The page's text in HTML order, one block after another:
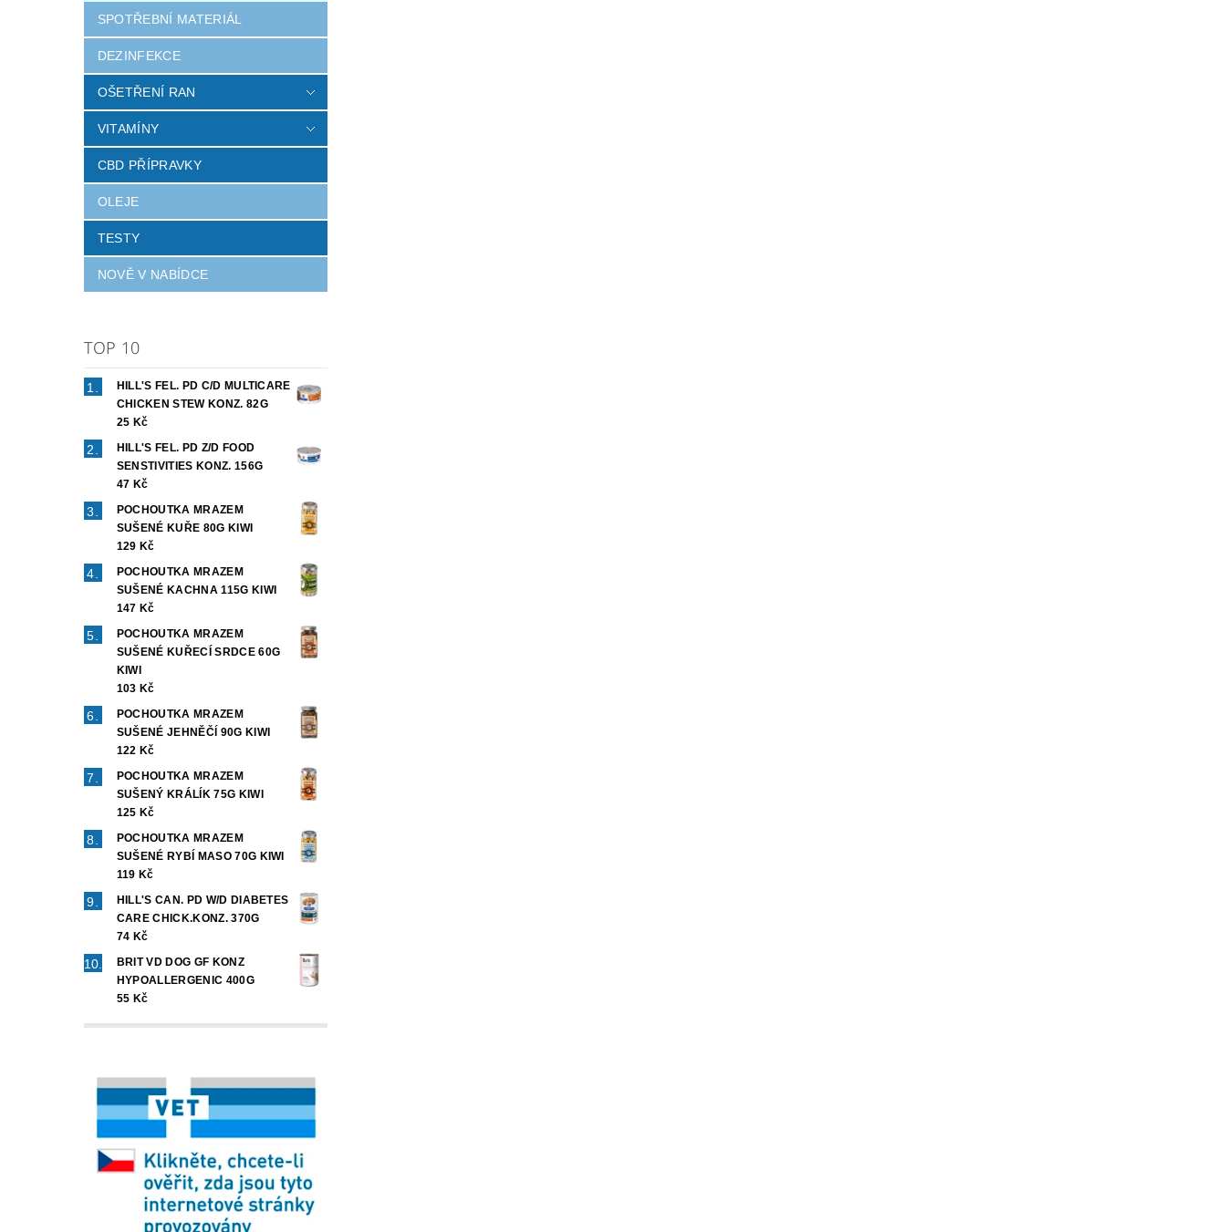
SPOTŘEBNÍ MATERIÁL
DEZINFEKCE
OŠETŘENÍ RAN
VITAMÍNY
CBD PŘÍPRAVKY
OLEJE
TESTY
NOVĚ V NABÍDCE
TOP 10
HILL'S FEL. PD C/D MULTICARE
CHICKEN STEW KONZ. 82G
25 Kč
HILL'S FEL. PD Z/D FOOD
SENSTIVITIES KONZ. 156G
47 Kč
POCHOUTKA MRAZEM
SUŠENÉ KUŘE 80G KIWI
129 Kč
POCHOUTKA MRAZEM
SUŠENÉ KACHNA 115G KIWI
147 Kč
POCHOUTKA MRAZEM
SUŠENÉ KUŘECÍ SRDCE 60G
KIWI
103 Kč
POCHOUTKA MRAZEM
SUŠENÉ JEHNĚČÍ 90G KIWI
122 Kč
POCHOUTKA MRAZEM
SUŠENÝ KRÁLÍK 75G KIWI
125 Kč
POCHOUTKA MRAZEM
SUŠENÉ RYBÍ MASO 70G KIWI
119 Kč
HILL'S CAN. PD W/D DIABETES
CARE CHICK.KONZ. 370G
74 Kč
BRIT VD DOG GF KONZ
HYPOALLERGENIC 400G
55 Kč